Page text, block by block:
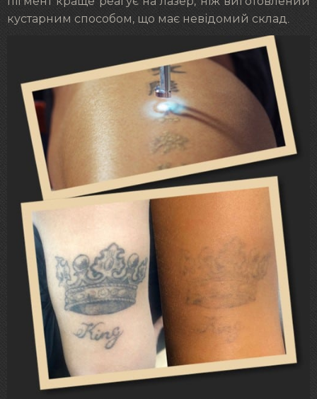
кустарним способом, що має невідомий склад.